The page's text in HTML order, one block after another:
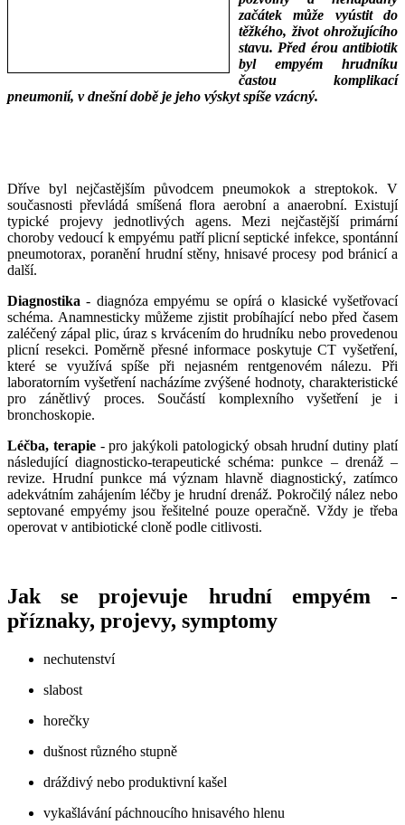
začátek může vyústit do
těžkého, život ohrožujícího
stavu. Před érou antibiotik
byl empyém hrudníku
častou komplikací
pneumonií, v dnešní době je jeho výskyt spíše vzácný.
Dříve byl nejčastějším původcem pneumokok a streptokok. V
současnosti převládá smíšená flora aerobní a anaerobní. Existují
typické projevy jednotlivých agens. Mezi nejčastější primární
choroby vedoucí k empyému patří plicní septické infekce, spontánní
pneumotorax, poranění hrudní stěny, hnisavé procesy pod bránicí a
další.
Diagnostika - diagnóza empyému se opírá o klasické vyšetřovací
schéma. Anamnesticky můžeme zjistit probíhající nebo před časem
zaléčený zápal plic, úraz s krvácením do hrudníku nebo provedenou
plicní resekci. Poměrně přesné informace poskytuje CT vyšetření,
které se využívá spíše při nejasném rentgenovém nálezu. Při
laboratorním vyšetření nacházíme zvýšené hodnoty, charakteristické
pro zánětlivý proces. Součástí komplexního vyšetření je i
bronchoskopie.
Léčba, terapie- pro jakýkoli patologický obsah hrudní dutiny platí
následující diagnosticko-terapeutické schéma: punkce – drenáž –
revize. Hrudní punkce má význam hlavně diagnostický, zatímco
adekvátním zahájením léčby je hrudní drenáž. Pokročilý nález nebo
septované empyémy jsou řešitelné pouze operačně. Vždy je třeba
operovat v antibiotické cloně podle citlivosti.
Jak se projevuje hrudní empyém -
příznaky, projevy, symptomy
nechutenství
slabost
horečky
dušnost různého stupně
dráždivý nebo produktivní kašel
vykašlávání páchnoucího hnisavého hlenu